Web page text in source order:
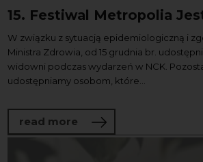
15. Festiwal Metropolia
W związku z sytuacją epidemiologiczną i
Ministra Zdrowia, od 15 grudnia br.
widowni podczas wydarzeń w NCK.
udostępniamy osobom, które...
read more about 15. Festiwal